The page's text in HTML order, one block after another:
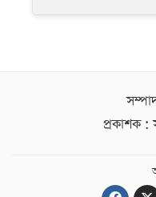
প্রকাশক :